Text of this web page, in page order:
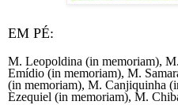
EM PÉ:
M. Leopoldina (in memoriam),
Emídio (in memoriam), M.
(in memoriam), M. Canjiquinha
Ezequiel (in memoriam), M.